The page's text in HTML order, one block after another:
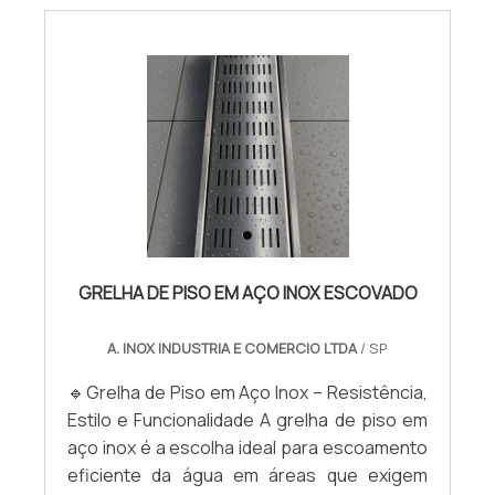
GRELHA DE PISO EM AÇO INOX ESCOVADO
A. INOX INDUSTRIA E COMERCIO LTDA/ SP
🔹Grelha de Piso em Aço Inox – Resistência,
Estilo e Funcionalidade A grelha de piso em
aço inox é a escolha ideal para escoamento
eficiente da água em áreas que exigem